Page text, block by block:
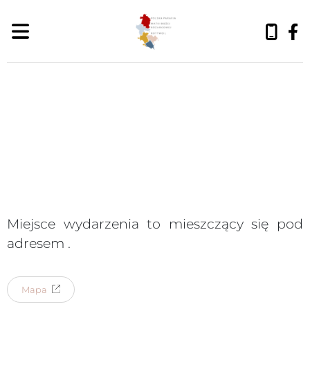
Miejsce wydarzenia to mieszczący się pod
adresem .
Mapa